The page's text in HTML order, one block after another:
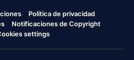
Política de privacidad
Notificaciones de Copyright
settings